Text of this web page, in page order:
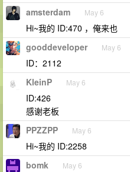
amsterdam May 6
Hi~我的 ID:470 ，俺来也
gooddeveloper May 6
ID：2112
KleinP May 6
ID:426
感谢老板
PPZZPP May 6
Hi~我的 ID:2258
bomk May 6